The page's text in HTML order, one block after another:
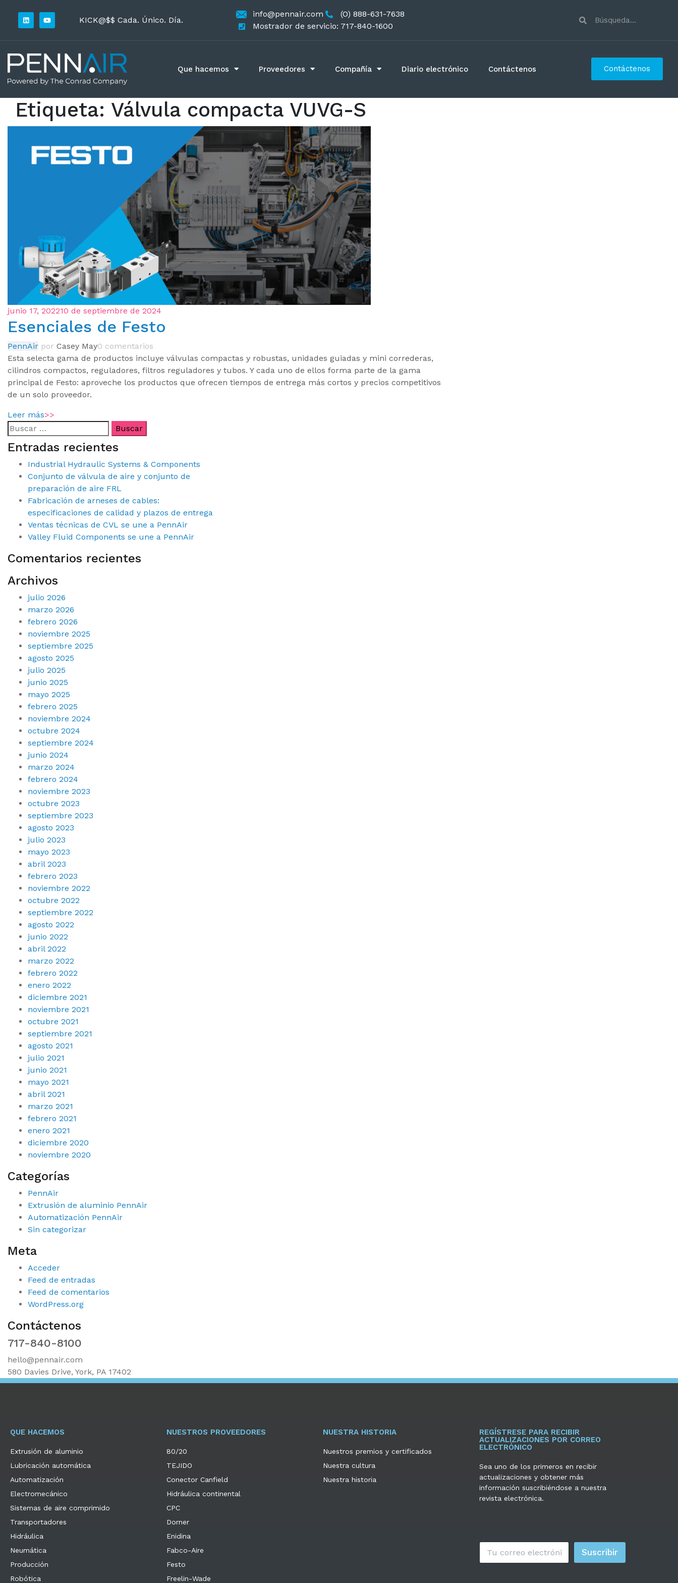
KICK@$$ Cada. Único. Día.
info@pennair.com
(O) 888-631-7638
Mostrador de servicio: 717-840-1600
Que hacemos Proveedores Compañía Diario electrónico Contáctenos Contáctenos
Etiqueta: Válvula compacta VUVG-S
junio 17, 202210 de septiembre de 2024
Esenciales de Festo
PennAir por Casey May0 comentarios
Esta selecta gama de productos incluye válvulas compactas y robustas, unidades guiadas y mini correderas,
cilindros compactos, reguladores, filtros reguladores y tubos. Y cada uno de ellos forma parte de la gama
principal de Festo: aproveche los productos que ofrecen tiempos de entrega más cortos y precios competitivos
de un solo proveedor.
Leer más>>
Entradas recientes
Industrial Hydraulic Systems & Components
Conjunto de válvula de aire y conjunto de
preparación de aire FRL
Fabricación de arneses de cables:
especificaciones de calidad y plazos de entrega
Ventas técnicas de CVL se une a PennAir
Valley Fluid Components se une a PennAir
Comentarios recientes
Archivos
julio 2026
marzo 2026
febrero 2026
noviembre 2025
septiembre 2025
agosto 2025
julio 2025
junio 2025
mayo 2025
febrero 2025
noviembre 2024
octubre 2024
septiembre 2024
junio 2024
marzo 2024
febrero 2024
noviembre 2023
octubre 2023
septiembre 2023
agosto 2023
julio 2023
mayo 2023
abril 2023
febrero 2023
noviembre 2022
octubre 2022
septiembre 2022
agosto 2022
junio 2022
abril 2022
marzo 2022
febrero 2022
enero 2022
diciembre 2021
noviembre 2021
octubre 2021
septiembre 2021
agosto 2021
julio 2021
junio 2021
mayo 2021
abril 2021
marzo 2021
febrero 2021
enero 2021
diciembre 2020
noviembre 2020
Categorías
PennAir
Extrusión de aluminio PennAir
Automatización PennAir
Sin categorizar
Meta
Acceder
Feed de entradas
Feed de comentarios
WordPress.org
Contáctenos
717-840-8100
hello@pennair.com
580 Davies Drive, York, PA 17402
QUE HACEMOS
Extrusión de aluminio
Lubricación automática
Automatización
Electromecánico
Sistemas de aire comprimido
Transportadores
Hidráulica
Neumática
Producción
Robótica
NUESTROS PROVEEDORES
80/20
TEJIDO
Conector Canfield
Hidráulica continental
CPC
Dorner
Enidina
Fabco-Aire
Festo
Freelin-Wade
NUESTRA HISTORIA
Nuestros premios y certificados
Nuestra cultura
Nuestra historia
REGÍSTRESE PARA RECIBIR
ACTUALIZACIONES POR CORREO
ELECTRÓNICO
Sea uno de los primeros en recibir
actualizaciones y obtener más
información suscribiéndose a nuestra
revista electrónica.
C
r
Suscribir